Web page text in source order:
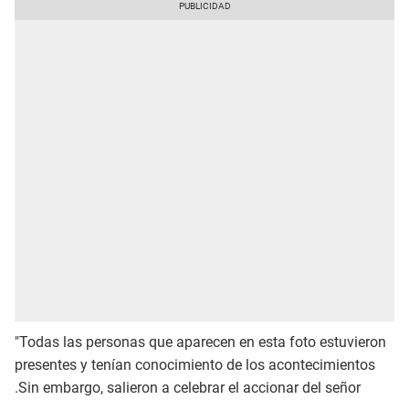
"Todas las personas que aparecen en esta foto estuvieron
presentes y tenían conocimiento de los acontecimientos
.Sin embargo, salieron a celebrar el accionar del señor